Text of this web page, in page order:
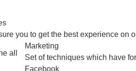
you to get the best experience on
all
Marketing
Set of techniques which have
Facebook